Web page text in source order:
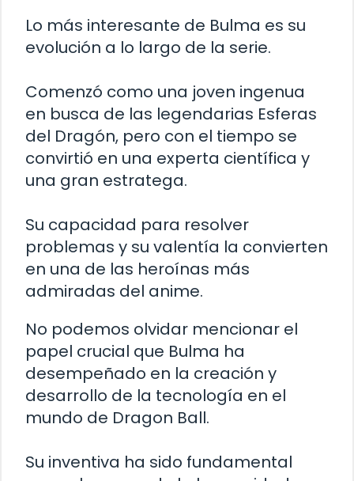
Lo más interesante de Bulma es su
evolución a lo largo de la serie.
Comenzó como una joven ingenua
en busca de las legendarias Esferas
del Dragón, pero con el tiempo se
convirtió en una experta científica y
una gran estratega.
Su capacidad para resolver
problemas y su valentía la convierten
en una de las heroínas más
admiradas del anime.
No podemos olvidar mencionar el
papel crucial que Bulma ha
desempeñado en la creación y
desarrollo de la tecnología en el
mundo de Dragon Ball.
Su inventiva ha sido fundamental